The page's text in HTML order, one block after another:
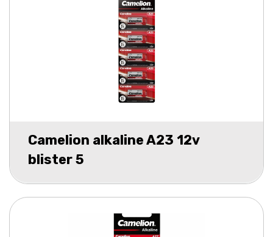
Camelion alkaline A23 12v
blister 5